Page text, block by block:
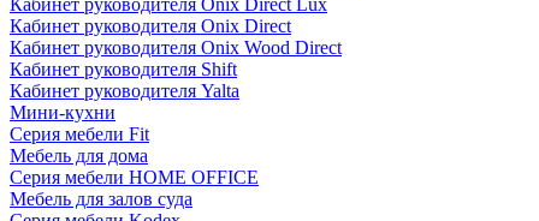
Кабинет руководителя Onix Direct Lux
Кабинет руководителя Onix Direct
Кабинет руководителя Onix Wood Direct
Кабинет руководителя Shift
Кабинет руководителя Yalta
Мини-кухни
Серия мебели Fit
Мебель для дома
Серия мебели HOME OFFICE
Мебель для залов суда